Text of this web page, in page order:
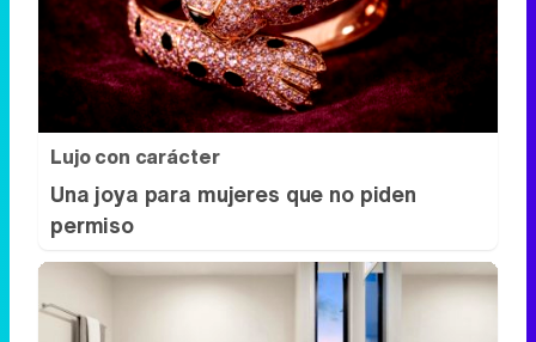
Lujo con carácter
Una joya para mujeres que no piden
permiso